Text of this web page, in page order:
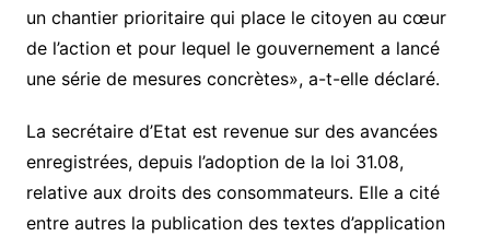
un chantier prioritaire qui place le citoyen au cœur
de l’action et pour lequel le gouvernement a lancé
une série de mesures concrètes», a-t-elle déclaré.
La secrétaire d’Etat est revenue sur des avancées
enregistrées, depuis l’adoption de la loi 31.08,
relative aux droits des consommateurs. Elle a cité
entre autres la publication des textes d’application